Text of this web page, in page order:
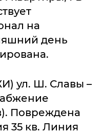
на
день
ул. Ш. Славы –
Повреждена
35 кв. Линия